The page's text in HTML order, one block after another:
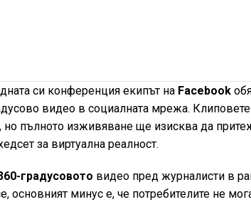
си конференция екипът на Facebook
видео в социалната мрежа.
но пълното изживяване ще изисква да
за виртуална реалност.
градусовото видео пред журналисти в
основният минус е, че потребителите не